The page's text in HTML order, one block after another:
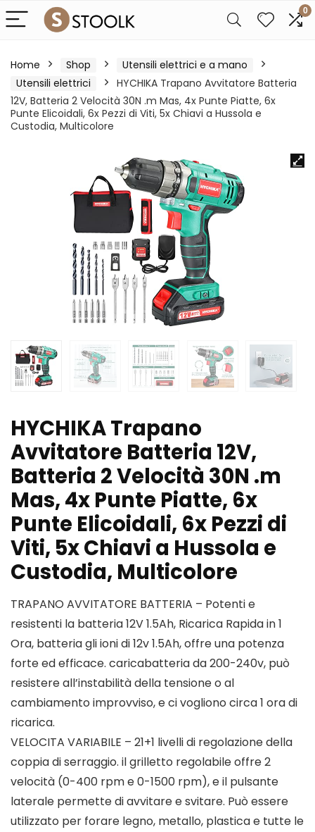
0
Home Shop
Utensili elettrici e a mano
Utensili elettrici
HYCHIKA Trapano Avvitatore Batteria
12V, Batteria 2 Velocità 30N .m Mas, 4x Punte Piatte, 6x
Punte Elicoidali, 6x Pezzi di Viti, 5x Chiavi a Hussola e
Custodia, Multicolore
HYCHIKA Trapano
Avvitatore Batteria 12V,
Batteria 2 Velocità 30N .m
Mas, 4x Punte Piatte, 6x
Punte Elicoidali, 6x Pezzi di
Viti, 5x Chiavi a Hussola e
Custodia, Multicolore
TRAPANO AVVITATORE BATTERIA – Potenti e
resistenti la batteria 12V 1.5Ah, Ricarica Rapida in 1
Ora, batteria gli ioni di 12v 1.5Ah, offre una potenza
forte ed efficace. caricabatteria da 200-240v, può
resistere all’instabilità della tensione o al
cambiamento improvviso, e ci vogliono circa 1 ora di
ricarica.
VELOCITA VARIABILE – 21+1 livelli di regolazione della
coppia di serraggio. il grilletto regolabile offre 2
velocità (0-400 rpm e 0-1500 rpm), e il pulsante
laterale permette di avvitare e svitare. Può essere
utilizzato per forare legno, metallo, plastica e tutte le